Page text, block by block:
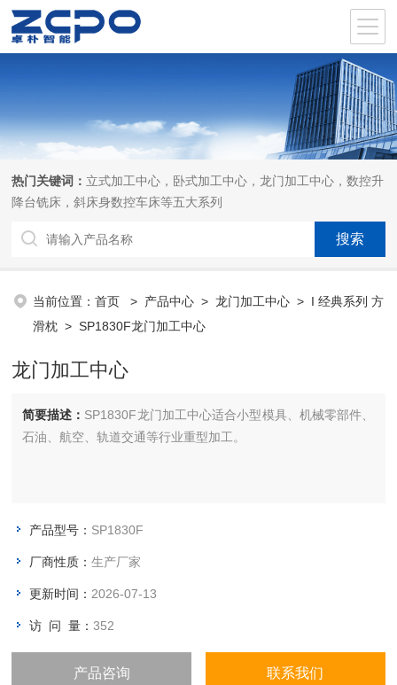
热门关键词： 立式加工中心，卧式加工中心，龙门加工中心，数控升
降台铣床，斜床身数控车床等五大系列
当前位置：首页 > 产品中心 >龙门加工中心 > I 经典系列 方
滑枕 > SP1830F龙门加工中心
龙门加工中心
简要描述： SP1830F龙门加工中心适合小型模具、机械零部件、
石油、航空、轨道交通等行业重型加工。
产品型号： SP1830F
厂商性质：生产厂家
更新时间： 2026-07-13
访 问 量：352
产品咨询 联系我们